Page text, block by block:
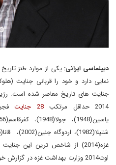
دیپلماسی ایرانی:یکی از موارد طنز
نمایی دارد و خود را قربانی جنایت
2014 حداقل مرتکب
28 جنایت